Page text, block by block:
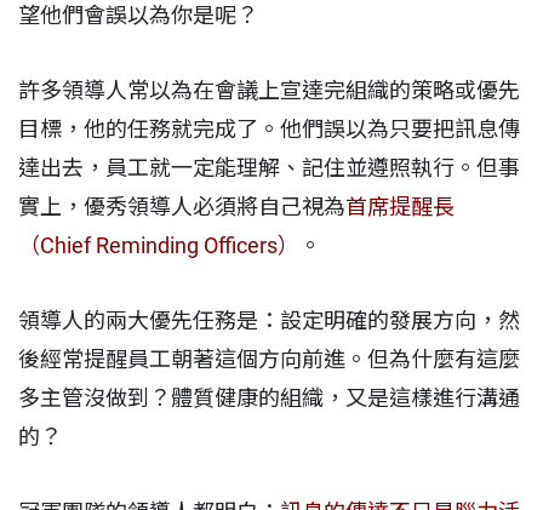
望他們會誤以為你是呢？
許多領導人常以為在會議上宣達完組織的策略或優先
目標，他的任務就完成了。他們誤以為只要把訊息傳
達出去，員工就一定能理解、記住並遵照執行。但事
實上，優秀領導人必須將自己視為首席提醒長
（Chief Reminding Officers）
。
領導人的兩大優先任務是：設定明確的發展方向，然
後經常提醒員工朝著這個方向前進。但為什麼有這麼
多主管沒做到？體質健康的組織，又是這樣進行溝通
的？